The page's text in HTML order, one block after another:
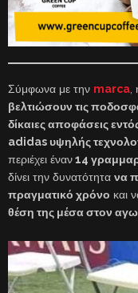
Σύμφωνα με την marca ,
βελτιώσουν τις
δίκαιες αποφάσεις
adidas υψηλής
περιέχει έναν14
δίνει την δυνατότητα να
πραγματικό χρόνο και
θέση της μέσα στον